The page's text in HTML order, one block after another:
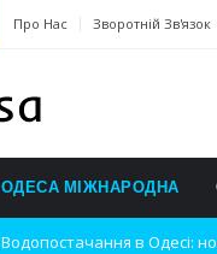
Про Нас Зворотній Зв'язок
ОДЕСА МІЖНАРОДНА
Нічна атака на Одесу: